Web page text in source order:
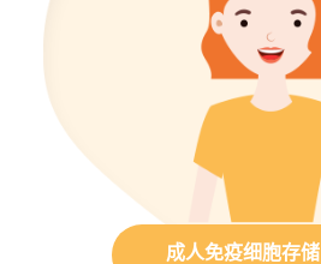
成人免疫细胞存储